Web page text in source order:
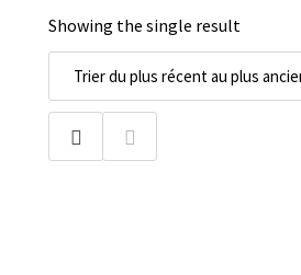
Showing the single result